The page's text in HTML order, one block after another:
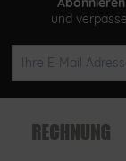
und